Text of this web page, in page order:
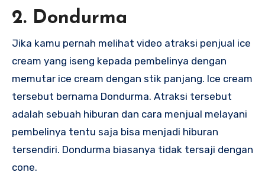
2. Dondurma
Jika kamu pernah melihat video atraksi penjual ice
cream yang iseng kepada pembelinya dengan
memutar ice cream dengan stik panjang. Ice cream
tersebut bernama Dondurma. Atraksi tersebut
adalah sebuah hiburan dan cara menjual melayani
pembelinya tentu saja bisa menjadi hiburan
tersendiri. Dondurma biasanya tidak tersaji dengan
cone.